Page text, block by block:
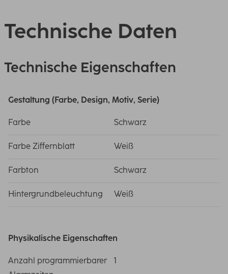
Technische Daten
Technische Eigenschaften
Gestaltung (Farbe, Design, Motiv, Serie)
Farbe Schwarz
Farbe Ziffernblatt Weiß
Farbton Schwarz
Hintergrundbeleuchtung Weiß
Physikalische Eigenschaften
Anzahl programmierbarer
1